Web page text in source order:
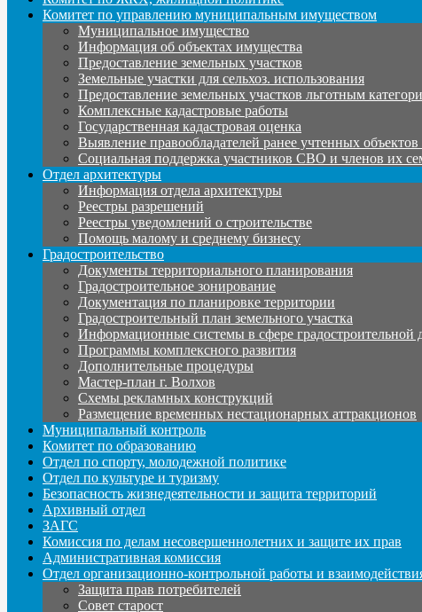
Комитет по управлению муниципальным имуществом
Муниципальное имущество
Информация об объектах имущества
Предоставление земельных участков
Земельные участки для сельхоз. использования
Предоставление земельных участков льготным
Комплексные кадастровые работы
Государственная кадастровая оценка
Выявление правообладателей ранее учтенных
Социальная поддержка участников СВО и членов их
Отдел архитектуры
Информация отдела архитектуры
Реестры разрешений
Реестры уведомлений о строительстве
Помощь малому и среднему бизнесу
Градостроительство
Документы территориального планирования
Градостроительное зонирование
Документация по планировке территории
Градостроительный план земельного участка
Информационные системы в сфере градостроительной
Программы комплексного развития
Дополнительные процедуры
Мастер-план г. Волхов
Схемы рекламных конструкций
Размещение временных нестационарных аттракционов
Муниципальный контроль
Комитет по образованию
Отдел по спорту, молодежной политике
Отдел по культуре и туризму
Безопасность жизнедеятельности и защита территорий
Архивный отдел
ЗАГС
Комиссия по делам несовершеннолетних и защите их прав
Административная комиссия
Отдел организационно-контрольной работы и
Защита прав потребителей
Совет старост